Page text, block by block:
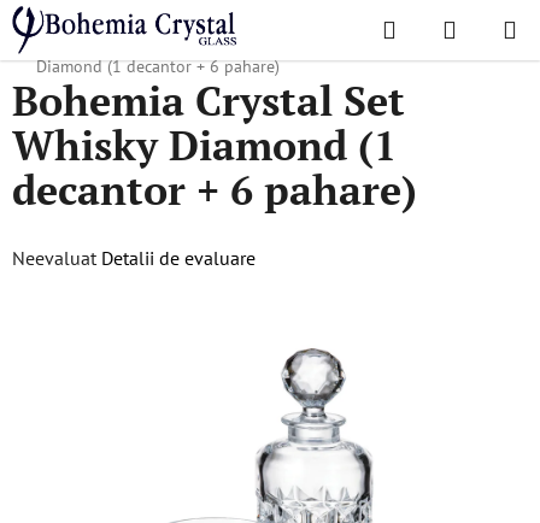
Treci
conținut
Căutare
DE
Acasă
/ Colecții populare / Diamond
Bohemia Crystal Set Whisky
Diamond (1 decantor + 6 pahare)
Bohemia Crystal Set
Whisky Diamond (1
decantor + 6 pahare)
Evaluarea
Neevaluat Detalii de evaluare